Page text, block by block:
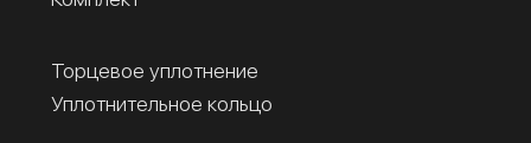
Торцевое уплотнение
Уплотнительное кольцо